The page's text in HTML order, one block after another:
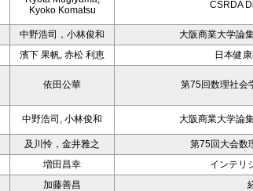
Kyoko Komatsu
CSRDA
中野浩司，小林俊和 大阪商業大学論
濱下 果帆, 赤松 利恵 日本健
依田公華 第75回数理社会
中野浩司, 小林俊和 大阪商業大学論
及川怜，金井雅之 第75回大会数
増田昌幸 インテリ
加藤善昌